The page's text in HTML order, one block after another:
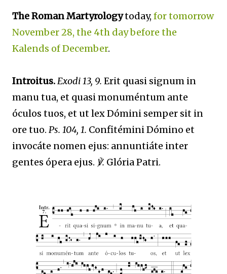
The Roman Martyrologytoday, for tomorrow
November 28, the 4th day before the
Kalends of December.
Introitus.Exodi 13, 9. Erit quasi signum in
manu tua, et quasi monuméntum ante
óculos tuos, et ut lex Dómini semper sit in
ore tuo. Ps. 104, 1. Confitémini Dómino et
invocáte nomen ejus: annuntiáte inter
gentes ópera ejus. ℣. Glória Patri.